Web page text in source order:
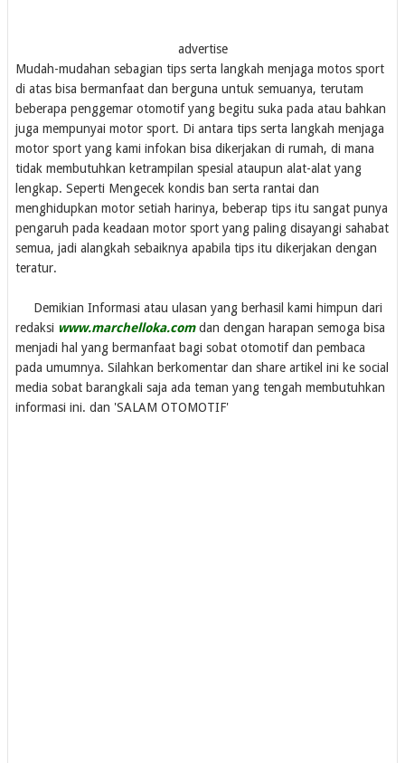
advertise
Mudah-mudahan sebagian tips serta langkah menjaga motos sport
di atas bisa bermanfaat dan berguna untuk semuanya, terutam
beberapa penggemar otomotif yang begitu suka pada atau bahkan
juga mempunyai motor sport. Di antara tips serta langkah menjaga
motor sport yang kami infokan bisa dikerjakan di rumah, di mana
tidak membutuhkan ketrampilan spesial ataupun alat-alat yang
lengkap. Seperti Mengecek kondis ban serta rantai dan
menghidupkan motor setiah harinya, beberap tips itu sangat punya
pengaruh pada keadaan motor sport yang paling disayangi sahabat
semua, jadi alangkah sebaiknya apabila tips itu dikerjakan dengan
teratur.
Demikian Informasi atau ulasan yang berhasil kami himpun dari
redaksi www.marchelloka.comdan dengan harapan semoga bisa
menjadi hal yang bermanfaat bagi sobat otomotif dan pembaca
pada umumnya. Silahkan berkomentar dan share artikel ini ke social
media sobat barangkali saja ada teman yang tengah membutuhkan
informasi ini. dan 'SALAM OTOMOTIF'